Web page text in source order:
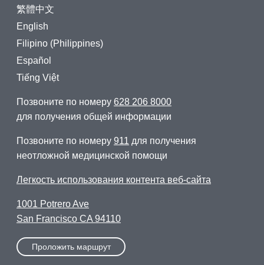
繁體中文
English
Filipino (Philippines)
Español
Tiếng Việt
Позвоните по номеру 628 206 8000
для получения общей информации
Позвоните по номеру 911 для получения
неотложной медицинской помощи
Легкость использования контента веб-сайта
1001 Potrero Ave
San Francisco CA 94110
Проложить маршрут